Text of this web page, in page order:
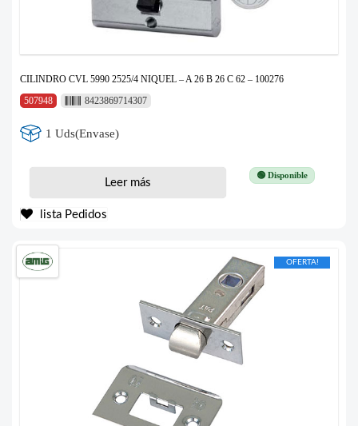
CILINDRO CVL 5990 2525/4 NIQUEL – A 26 B 26 C 62 – 100276
507948
8423869714307
1 Uds(Envase)
🟢 Disponible
Leer más
lista Pedidos
OFERTA!